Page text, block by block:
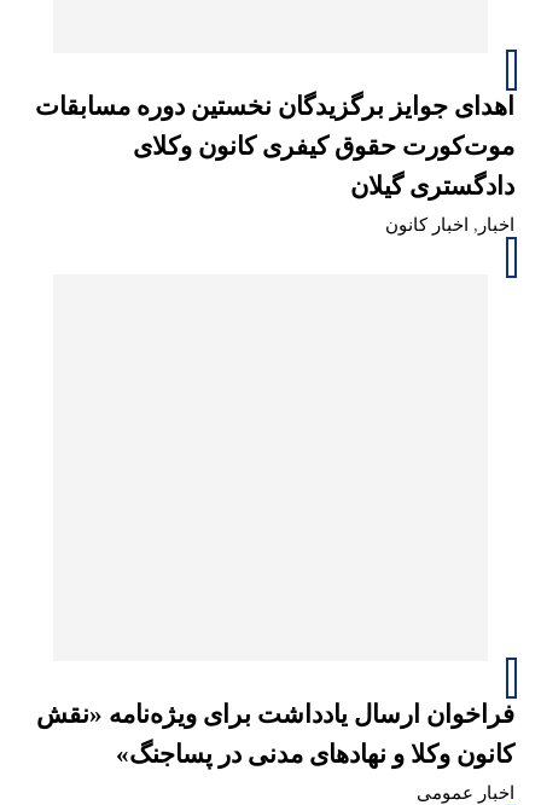
اهدای جوایز برگزیدگان نخستین دوره مسابقات
موت‌کورت حقوق کیفری کانون وکلای
دادگستری گیلان
اخبار , اخبار کانون
فراخوان ارسال یادداشت برای ویژه‌نامه «نقش
کانون وکلا و نهادهای مدنی در پساجنگ»
اخبار عمومی